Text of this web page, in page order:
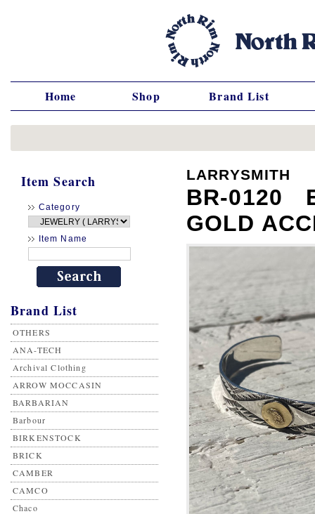
Home Shop Brand List
Item Search
Category
Item Name
Brand List
OTHERS
ANA-TECH
Archival Clothing
ARROW MOCCASIN
BARBARIAN
Barbour
BIRKENSTOCK
BRICK
CAMBER
CAMCO
Chaco
LARRYSMITH
BR-0120
GOLD